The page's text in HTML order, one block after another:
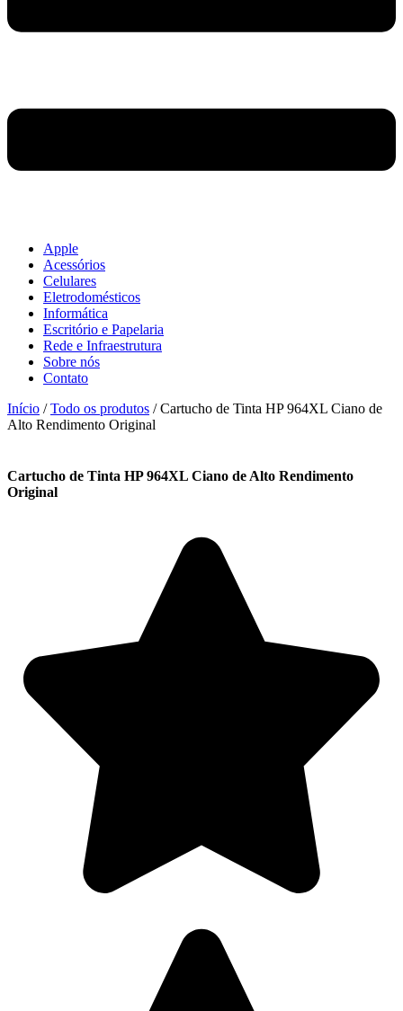
Apple
Acessórios
Celulares
Eletrodomésticos
Informática
Escritório e Papelaria
Rede e Infraestrutura
Sobre nós
Contato
Início /Todo os produtos / Cartucho de Tinta HP 964XL Ciano de
Alto Rendimento Original
Cartucho de Tinta HP 964XL Ciano de Alto Rendimento
Original